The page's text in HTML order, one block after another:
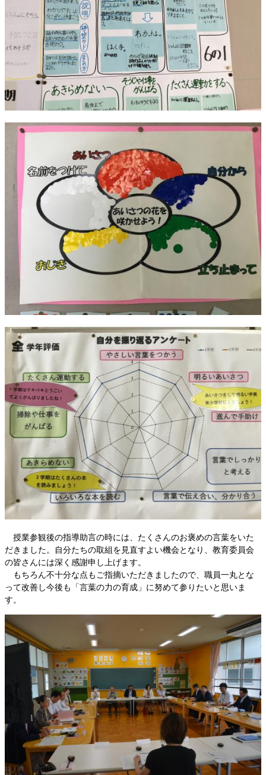
授業参観後の指導助言の時には、たくさんのお褒めの言葉をいた
だきました。自分たちの取組を見直すよい機会となり、教育委員会
の皆さんには深く感謝申し上げます。
もちろん不十分な点もご指摘いただきましたので、職員一丸とな
って改善し今後も「言葉の力の育成」に努めて参りたいと思いま
す。